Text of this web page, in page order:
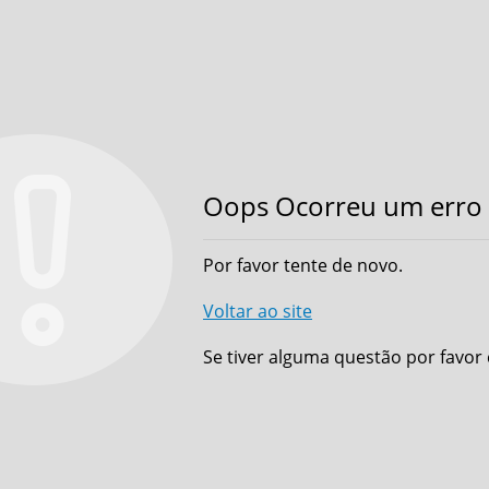
Oops Ocorreu um
Por favor tente de novo.
Voltar ao site
Se tiver alguma questão por favor